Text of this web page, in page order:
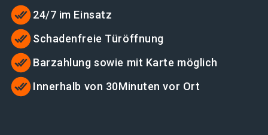
24/7 im Einsatz
Schadenfreie Türöffnung
Barzahlung sowie mit Karte möglich
Innerhalb von 30Minuten vor Ort